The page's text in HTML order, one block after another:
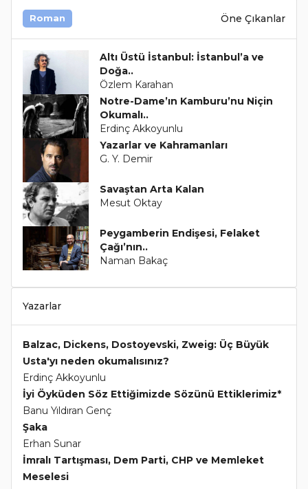
Roman Öne Çıkanlar
Altı Üstü İstanbul: İstanbul’a ve
Doğa..
Özlem Karahan
Notre-Dame’ın Kamburu’nu Niçin
Okumalı..
Erdinç Akkoyunlu
Yazarlar ve Kahramanları
G. Y. Demir
Savaştan Arta Kalan
Mesut Oktay
Peygamberin Endişesi, Felaket
Çağı’nın..
Naman Bakaç
Yazarlar
Balzac, Dickens, Dostoyevski, Zweig: Üç Büyük
Usta'yı neden okumalısınız?
Erdinç Akkoyunlu
İyi Öyküden Söz Ettiğimizde Sözünü Ettiklerimiz*
Banu Yıldıran Genç
Şaka
Erhan Sunar
İmralı Tartışması, Dem Parti, CHP ve Memleket
Meselesi